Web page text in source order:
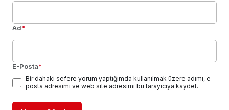
Ad*
E-Posta*
Bir dahaki sefere yorum yaptığımda kullanılmak üzere adımı, e-
posta adresimi ve web site adresimi bu tarayıcıya kaydet.